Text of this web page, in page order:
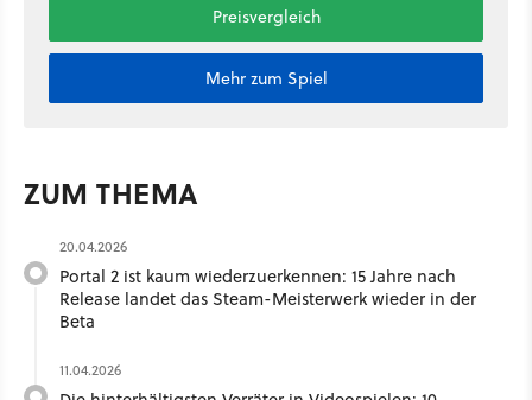
Preisvergleich
Mehr zum Spiel
ZUM THEMA
20.04.2026
Portal 2 ist kaum wiederzuerkennen: 15 Jahre nach
Release landet das Steam-Meisterwerk wieder in der
Beta
11.04.2026